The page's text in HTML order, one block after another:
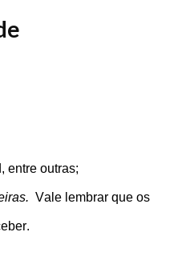
entre outras;
Vale lembrar que os